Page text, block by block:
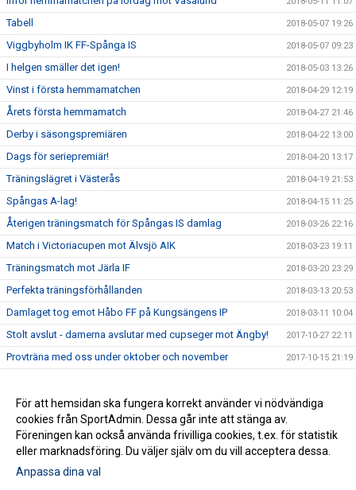
Tabell 2018-05-07 19:26
Viggbyholm IK FF-Spånga IS 2018-05-07 09:23
I helgen smäller det igen! 2018-05-03 13:26
Vinst i första hemmamatchen 2018-04-29 12:19
Årets första hemmamatch 2018-04-27 21:46
Derby i säsongspremiären 2018-04-22 13:00
Dags för seriepremiär! 2018-04-20 13:17
Träningslägret i Västerås 2018-04-19 21:53
Spångas A-lag! 2018-04-15 11:25
Återigen träningsmatch för Spångas IS damlag 2018-03-26 22:16
Match i Victoriacupen mot Älvsjö AIK 2018-03-23 19:11
Träningsmatch mot Järla IF 2018-03-20 23:29
Perfekta träningsförhållanden 2018-03-13 20:53
Damlaget tog emot Håbo FF på Kungsängens IP 2018-03-11 10:04
Stolt avslut - damerna avslutar med cupseger mot Ängby! 2017-10-27 22:11
Provträna med oss under oktober och november 2017-10-15 21:19
Hitta gamla nyheter och bilder 2017-07-20 10:03
Äntligen! 2017-05-29 16:10
För att hemsidan ska fungera korrekt använder vi nödvändiga
cookies från SportAdmin. Dessa går inte att stänga av.
Föreningen kan också använda frivilliga cookies, t.ex. för statistik
eller marknadsföring. Du väljer själv om du vill acceptera dessa.
Anpassa dina val